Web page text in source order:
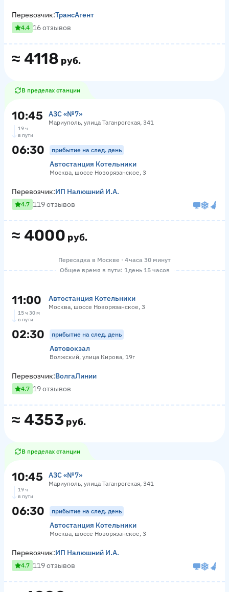
≈ 4118 руб.
Перевозчик:ТрансАгент
4.4 16 отзывов
В пределах станции
10:45 АЗС «№7»
Мариуполь, улица Таганрогская, 341
19 ч
в пути
06:30 прибытие на след. день
Автостанция Котельники
Москва, шоссе Новорязанское, 3
≈ 4000 руб.
Перевозчик:ИП Налюшний И.А.
4.7 119 отзывов
Пересадка в Москве · 4 часа 30 минут
Общее время в пути: 1 день 15 часов
11:00 Автостанция Котельники
Москва, шоссе Новорязанское, 3
15 ч 30 м
в пути
02:30 прибытие на след. день
Автовокзал
Волжский, улица Кирова, 19г
≈ 4353 руб.
Перевозчик:ВолгаЛинии
4.7 19 отзывов
В пределах станции
10:45 АЗС «№7»
Мариуполь, улица Таганрогская, 341
19 ч
в пути
06:30 прибытие на след. день
Автостанция Котельники
Москва, шоссе Новорязанское, 3
Перевозчик:ИП Налюшний И.А.
4.7 119 отзывов